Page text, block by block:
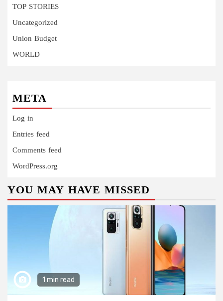
TOP STORIES
Uncategorized
Union Budget
WORLD
META
Log in
Entries feed
Comments feed
WordPress.org
YOU MAY HAVE MISSED
1 min read